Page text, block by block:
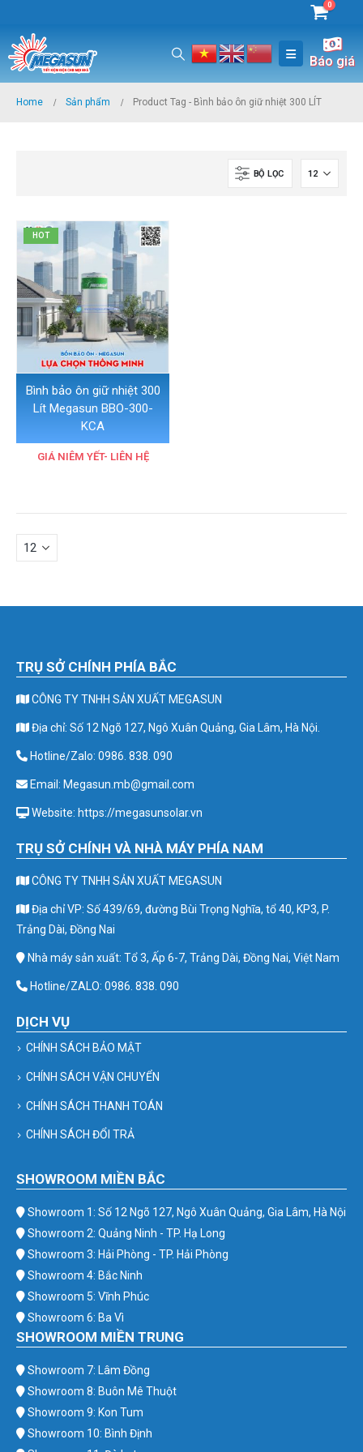
0
Báo giá
Home Sản phẩm Product Tag - Bình bảo ôn giữ nhiệt 300 LÍT
BỘ LỌC
HOT
Bình bảo ôn giữ nhiệt 300
Lít Megasun BBO-300-
KCA
GIÁ NIÊM YẾT- LIÊN HỆ
TRỤ SỞ CHÍNH PHÍA BẮC
CÔNG TY TNHH SẢN XUẤT MEGASUN
Địa chỉ: Số 12 Ngõ 127, Ngô Xuân Quảng, Gia Lâm, Hà Nội.
Hotline/Zalo: 0986. 838. 090
Email: Megasun.mb@gmail.com
Website: https://megasunsolar.vn
TRỤ SỞ CHÍNH VÀ NHÀ MÁY PHÍA NAM
CÔNG TY TNHH SẢN XUẤT MEGASUN
Địa chỉ VP: Số 439/69, đường Bùi Trọng Nghĩa, tổ 40, KP3, P.
Trảng Dài, Đồng Nai
Nhà máy sản xuất: Tổ 3, Ấp 6-7, Trảng Dài, Đồng Nai, Việt Nam
Hotline/ZALO: 0986. 838. 090
DỊCH VỤ
CHÍNH SÁCH BẢO MẬT
CHÍNH SÁCH VẬN CHUYỂN
CHÍNH SÁCH THANH TOÁN
CHÍNH SÁCH ĐỔI TRẢ
SHOWROOM MIỀN BẮC
Showroom 1: Số 12 Ngõ 127, Ngô Xuân Quảng, Gia Lâm, Hà Nội
Showroom 2: Quảng Ninh - TP. Hạ Long
Showroom 3: Hải Phòng - TP. Hải Phòng
Showroom 4: Bắc Ninh
Showroom 5: Vĩnh Phúc
Showroom 6: Ba Vì
SHOWROOM MIỀN TRUNG
Showroom 7: Lâm Đồng
Showroom 8: Buôn Mê Thuột
Showroom 9: Kon Tum
Showroom 10: Bình Định